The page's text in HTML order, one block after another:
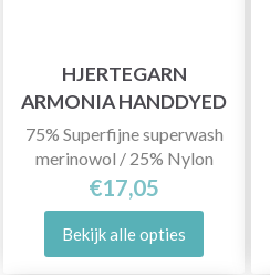
HJERTEGARN
ARMONIA HANDDYED
75% Superfijne superwash
merinowol / 25% Nylon
€17,05
Bekijk alle opties